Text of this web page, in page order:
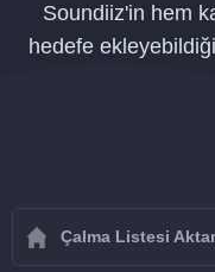
Soundiiz'in hem
hedefe
Çalma Listesi